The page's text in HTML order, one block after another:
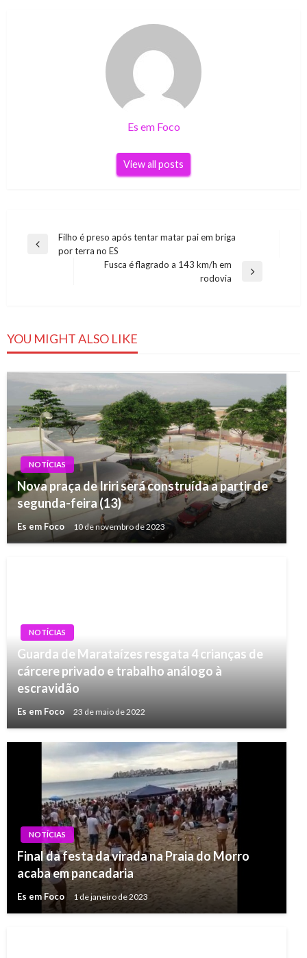
Es em Foco
View all posts
Navegação
Previous
Filho é preso após tentar matar pai em briga
por terra no ES
Fusca é flagrado a 143 km/h em
rodovia
YOU MIGHT ALSO LIKE
NOTÍCIAS
Nova praça de Iriri será construída a partir de
segunda-feira (13)
Es em Foco 10 de novembro de 2023
NOTÍCIAS
Guarda de Marataízes resgata 4 crianças de
cárcere privado e trabalho análogo à
escravidão
Es em Foco 23 de maio de 2022
NOTÍCIAS
Final da festa da virada na Praia do Morro
acaba em pancadaria
Es em Foco 1 de janeiro de 2023